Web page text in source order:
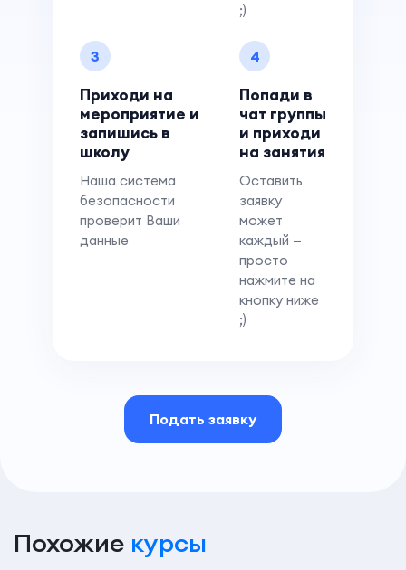
;)
3
Приходи на
мероприятие и
запишись в
школу
Наша система
безопасности
проверит Ваши
данные
4
Попади в
чат группы
и приходи
на занятия
Оставить
заявку
может
каждый —
просто
нажмите на
кнопку ниже
;)
Подать заявку
Похожие курсы